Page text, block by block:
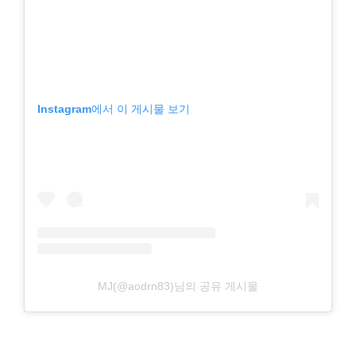
Instagram에서 이 게시물 보기
MJ(@aodrn83)님의 공유 게시물